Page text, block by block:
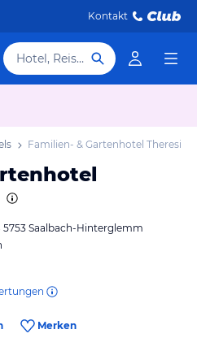
Kontakt
Hotel, Reiseziel
Familien- & Gartenhotel Theresia
Saalbach-Hinterglemm
Merken